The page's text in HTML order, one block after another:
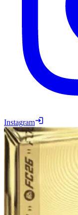
Instagram